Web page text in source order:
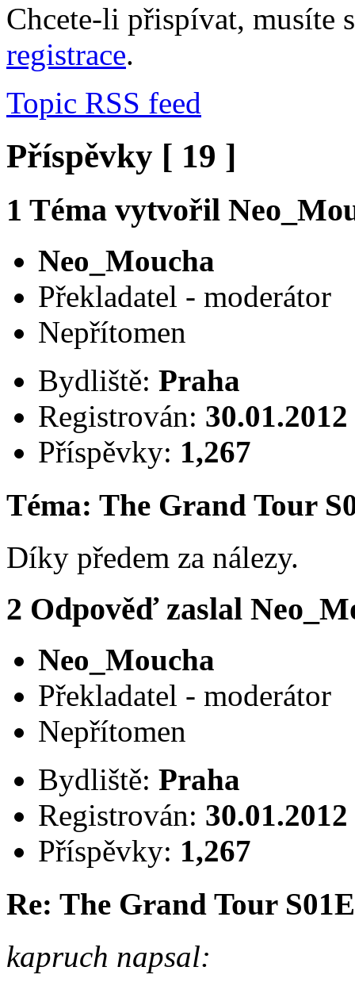
Chcete-li přispívat, musíte
registrace.
Topic RSS feed
Příspěvky [ 19 ]
1 Téma vytvořil
Neo_Moucha
Překladatel - moderátor
Nepřítomen
Bydliště: Praha
Registrován: 30.01.2012
Příspěvky: 1,267
Téma: The Grand Tour
Díky předem za nálezy.
2 Odpověď zaslal
Neo_Moucha
Překladatel - moderátor
Nepřítomen
Bydliště: Praha
Registrován: 30.01.2012
Příspěvky: 1,267
Re: The Grand Tour
kapruch napsal: